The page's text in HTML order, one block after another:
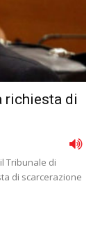
richiesta di
Tribunale di
di scarcerazione